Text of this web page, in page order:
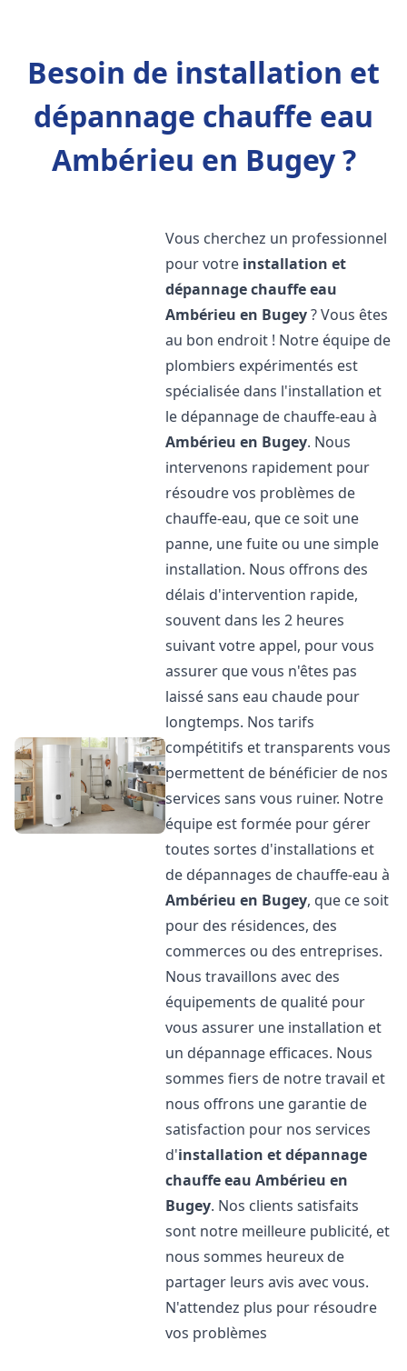
Besoin de installation et
dépannage chauffe eau
Ambérieu en Bugey ?
Vous cherchez un professionnel
pour votre installation et
dépannage chauffe eau
Ambérieu en Bugey? Vous êtes
au bon endroit ! Notre équipe de
plombiers expérimentés est
spécialisée dans l'installation et
le dépannage de chauffe-eau à
Ambérieu en Bugey. Nous
intervenons rapidement pour
résoudre vos problèmes de
chauffe-eau, que ce soit une
panne, une fuite ou une simple
installation. Nous offrons des
délais d'intervention rapide,
souvent dans les 2 heures
suivant votre appel, pour vous
assurer que vous n'êtes pas
laissé sans eau chaude pour
longtemps. Nos tarifs
compétitifs et transparents vous
permettent de bénéficier de nos
services sans vous ruiner. Notre
équipe est formée pour gérer
toutes sortes d'installations et
de dépannages de chauffe-eau à
Ambérieu en Bugey, que ce soit
pour des résidences, des
commerces ou des entreprises.
Nous travaillons avec des
équipements de qualité pour
vous assurer une installation et
un dépannage efficaces. Nous
sommes fiers de notre travail et
nous offrons une garantie de
satisfaction pour nos services
d'installation et dépannage
chauffe eau Ambérieu en
Bugey. Nos clients satisfaits
sont notre meilleure publicité, et
nous sommes heureux de
partager leurs avis avec vous.
N'attendez plus pour résoudre
vos problèmes